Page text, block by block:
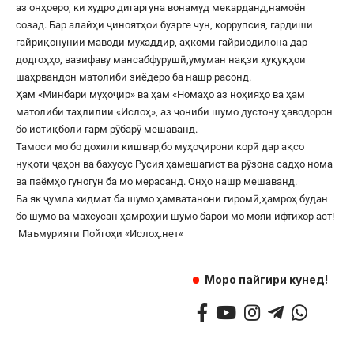
аз онҳоеро, ки худро дигаргуна вонамуд мекарданд,намоён
созад. Бар алайҳи ҷиноятҳои бузрге чун, коррупсия, гардиши
ғайриқонунии маводи мухаддир, аҳкоми ғайриодилона дар
додгоҳҳо, вазифаву мансабфурушӣ,умуман нақзи ҳуқуқҳои
шаҳрвандон матолиби зиёдеро ба нашр расонд.
Ҳам «Минбари муҳоҷир» ва ҳам «Номаҳо аз ноҳияҳо ва ҳам
матолиби таҳлилии «Ислоҳ», аз ҷониби шумо дустону ҳаводорон
бо истиқболи гарм рӯбарӯ мешаванд.
Тамоси мо бо дохили кишвар,бо муҳоҷирони корӣ дар ақсо
нуқоти ҷаҳон ва бахусус Русия ҳамешагист ва рӯзона садҳо нома
ва паёмҳо гуногун ба мо мерасанд. Онҳо нашр мешаванд.
Ба як ҷумла хидмат ба шумо ҳамватанони гиромӣ,ҳамроҳ будан
бо шумо ва махсусан ҳамроҳии шумо барои мо мояи ифтихор аст!
Маъмурияти Пойгоҳи «Ислоҳ.нет«
Моро пайгири кунед!